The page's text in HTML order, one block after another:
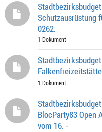
Schutzausrüstung
0262.
1 Dokument
1 Dokument
BlocParty83 Open
vom 16. -